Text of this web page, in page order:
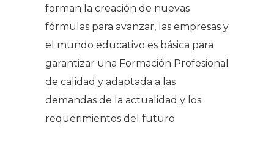
forman la creación de nuevas
fórmulas para avanzar, las empresas y
el mundo educativo es básica para
garantizar una Formación Profesional
de calidad y adaptada a las
demandas de la actualidad y los
requerimientos del futuro.